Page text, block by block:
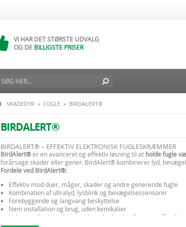
VI HAR DET STØRSTE UDVALG
OG DE BILLIGSTE PRISER
SKADEDYR » FUGLE » BIRDALERT®
BIRDALERT®
BIRDALERT® – EFFEKTIV ELEKTRONISK FUGLESKRÆMMER
BirdAlert®er en avanceret og effektiv løsning til at holde fugle
forårsage skader eller gener. BirdAlert® kombinerer lyd,
Fordele ved BirdAlert®:
Effektiv mod duer, måger, skader og andre generende fugle
Kombination af ultralyd, lysblink og bevægelsessensorer
Forebyggende og langvarig beskyttelse
Nem installation og brug, uden kemikalier
Velegnet til private hjem, virksomheder, landbrug og offentlige